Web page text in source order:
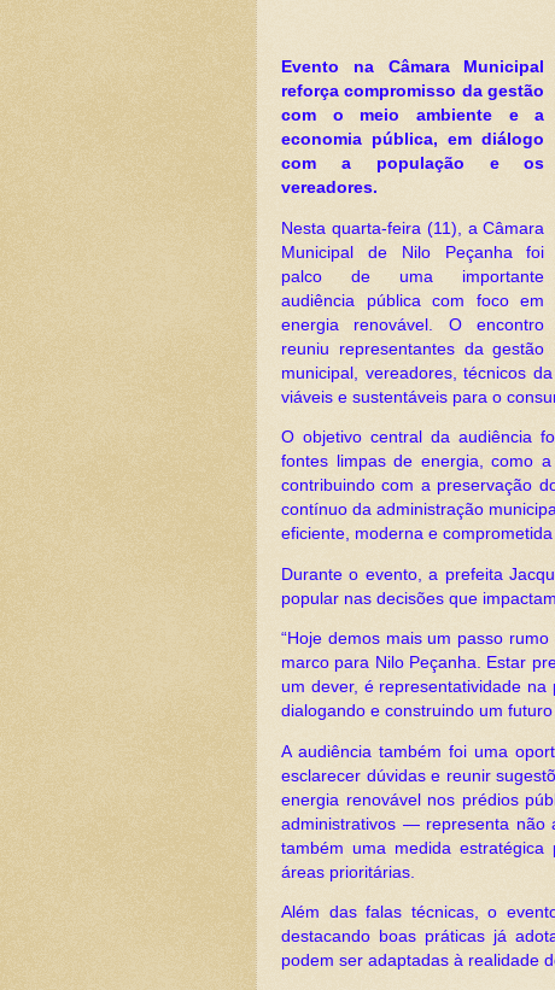
Evento na Câmara Municipal
reforça compromisso da gestão
com o meio ambiente e a
economia pública, em diálogo
com a população e os
vereadores.
Nesta quarta-feira (11), a Câmara
Municipal de Nilo Peçanha foi
palco de uma importante
audiência pública com foco em
energia renovável. O encontro
reuniu representantes da gestão
municipal, vereadores, técnicos
viáveis e sustentáveis para o
O objetivo central da audiência
fontes limpas de energia, como
contribuindo com a preservação
contínuo da administração
eficiente, moderna e
Durante o evento, a prefeita
popular nas decisões que
“Hoje demos mais um passo
marco para Nilo Peçanha. Estar
um dever, é representatividade
dialogando e construindo um
A audiência também foi uma
esclarecer dúvidas e reunir
energia renovável nos prédios
administrativos — representa não
também uma medida
áreas prioritárias.
Além das falas técnicas, o
destacando boas práticas já
podem ser adaptadas à realidade